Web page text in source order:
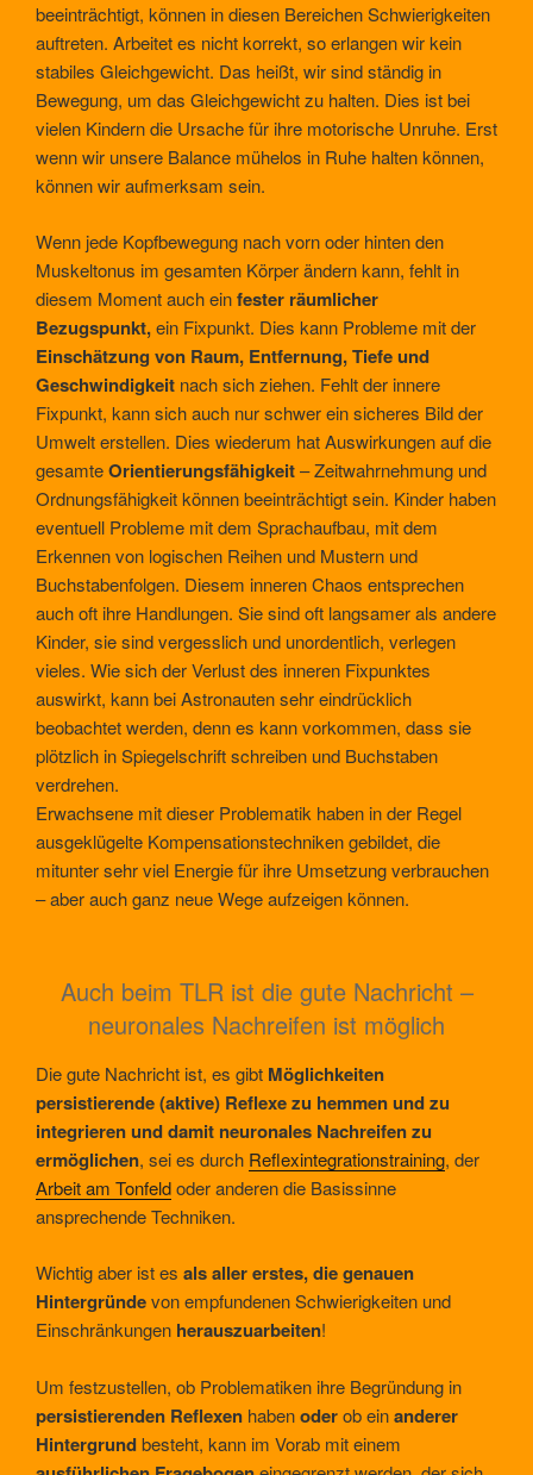
beeinträchtigt, können in diesen Bereichen Schwierigkeiten
auftreten. Arbeitet es nicht korrekt, so erlangen wir kein
stabiles Gleichgewicht. Das heißt, wir sind ständig in
Bewegung, um das Gleichgewicht zu halten. Dies ist bei
vielen Kindern die Ursache für ihre motorische Unruhe. Erst
wenn wir unsere Balance mühelos in Ruhe halten können,
können wir aufmerksam sein.
Wenn jede Kopfbewegung nach vorn oder hinten den
Muskeltonus im gesamten Körper ändern kann, fehlt in
diesem Moment auch einfester räumlicher
Bezugspunkt,ein Fixpunkt. Dies kann Probleme mit der
Einschätzung von Raum, Entfernung, Tiefe und
Geschwindigkeit nach sich ziehen. Fehlt der innere
Fixpunkt, kann sich auch nur schwer ein sicheres Bild der
Umwelt erstellen. Dies wiederum hat Auswirkungen auf die
gesamteOrientierungsfähigkeit– Zeitwahrnehmung und
Ordnungsfähigkeit können beeinträchtigt sein. Kinder haben
eventuell Probleme mit dem Sprachaufbau, mit dem
Erkennen von logischen Reihen und Mustern und
Buchstabenfolgen. Diesem inneren Chaos entsprechen
auch oft ihre Handlungen. Sie sind oft langsamer als andere
Kinder, sie sind vergesslich und unordentlich, verlegen
vieles. Wie sich der Verlust des inneren Fixpunktes
auswirkt, kann bei Astronauten sehr eindrücklich
beobachtet werden, denn es kann vorkommen, dass sie
plötzlich in Spiegelschrift schreiben und Buchstaben
verdrehen.
Erwachsene mit dieser Problematik haben in der Regel
ausgeklügelte Kompensationstechniken gebildet, die
mitunter sehr viel Energie für ihre Umsetzung verbrauchen
– aber auch ganz neue Wege aufzeigen können.
Auch beim TLR ist die gute Nachricht –
neuronales Nachreifen ist möglich
Die gute Nachricht ist, es gibt Möglichkeiten
persistierende (aktive) Reflexe zu hemmen und zu
integrieren und damit neuronales Nachreifen zu
ermöglichen, sei es durch Reflexintegrationstraining, der
Arbeit am Tonfeldoder anderen die Basissinne
ansprechende Techniken.
Wichtig aber ist es als aller erstes, die genauen
Hintergründevon empfundenen Schwierigkeiten und
Einschränkungen herauszuarbeiten!
Um festzustellen, ob Problematiken ihre Begründung in
persistierenden Reflexen habenoderob einanderer
Hintergrundbesteht, kann im Vorab mit einem